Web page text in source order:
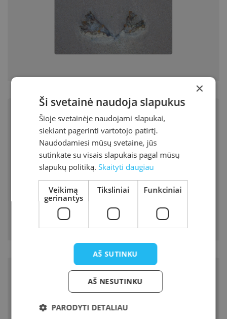
×
Ši svetainė naudoja slapukus
Šioje svetainėje naudojami slapukai,
siekiant pagerinti vartotojo patirtį.
Naudodamiesi mūsų svetaine, jūs
sutinkate su visais slapukais pagal mūsų
slapukų politiką.Skaityti daugiau
Veikimą
gerinantys
Tiksliniai Funkciniai
AŠ SUTINKU
AŠ NESUTINKU
PARODYTI DETALIAU